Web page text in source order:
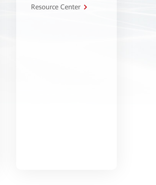
Resource Center